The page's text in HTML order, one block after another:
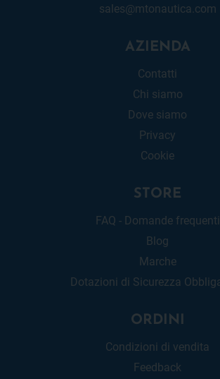
sales@mtonautica.com
AZIENDA
Contatti
Chi siamo
Dove siamo
Privacy
Cookie
STORE
FAQ - Domande frequenti
Blog
Marche
Dotazioni di Sicurezza
ORDINI
Condizioni di vendita
Feedback